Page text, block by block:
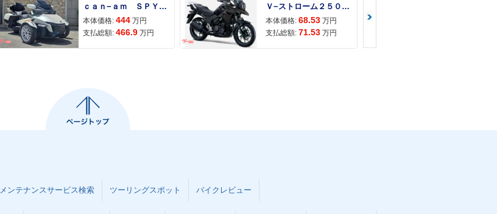
ｃａｎ−ａｍ ＳＰＹＤＥＲ ＲＴ ＬＩＭＩＴＥＤ
本体価格: 444 万円
支払総額: 466.9 万円
Ｖ−ストローム２５０ ２６年モデル 水冷２気筒エンジン ＬＥＤヘッドライト標準装備
本体価格: 68.53 万円
支払総額: 71.53 万円
メンテナンスサービス検索 ツーリングスポット バイクレビュー